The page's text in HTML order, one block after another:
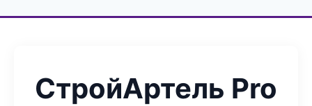
СтройАртель Pro